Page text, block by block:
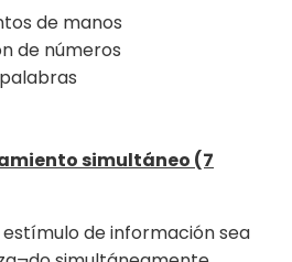
de manos
de números
simultáneo (7
estímulo de información sea